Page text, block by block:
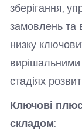
зберігання,
замовлень та
низку
вирішальними
стадіях
Ключові
складом: